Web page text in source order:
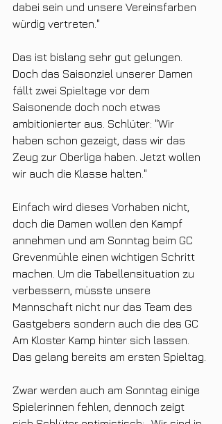
dabei sein und unsere Vereinsfarben
würdig vertreten."
Das ist bislang sehr gut gelungen.
Doch das Saisonziel unserer Damen
fällt zwei Spieltage vor dem
Saisonende doch noch etwas
ambitionierter aus. Schlüter: "Wir
haben schon gezeigt, dass wir das
Zeug zur Oberliga haben. Jetzt wollen
wir auch die Klasse halten."
Einfach wird dieses Vorhaben nicht,
doch die Damen wollen den Kampf
annehmen und am Sonntag beim GC
Grevenmühle einen wichtigen Schritt
machen. Um die Tabellensituation zu
verbessern, müsste unsere
Mannschaft nicht nur das Team des
Gastgebers sondern auch die des GC
Am Kloster Kamp hinter sich lassen.
Das gelang bereits am ersten Spieltag.
Zwar werden auch am Sonntag einige
Spielerinnen fehlen, dennoch zeigt